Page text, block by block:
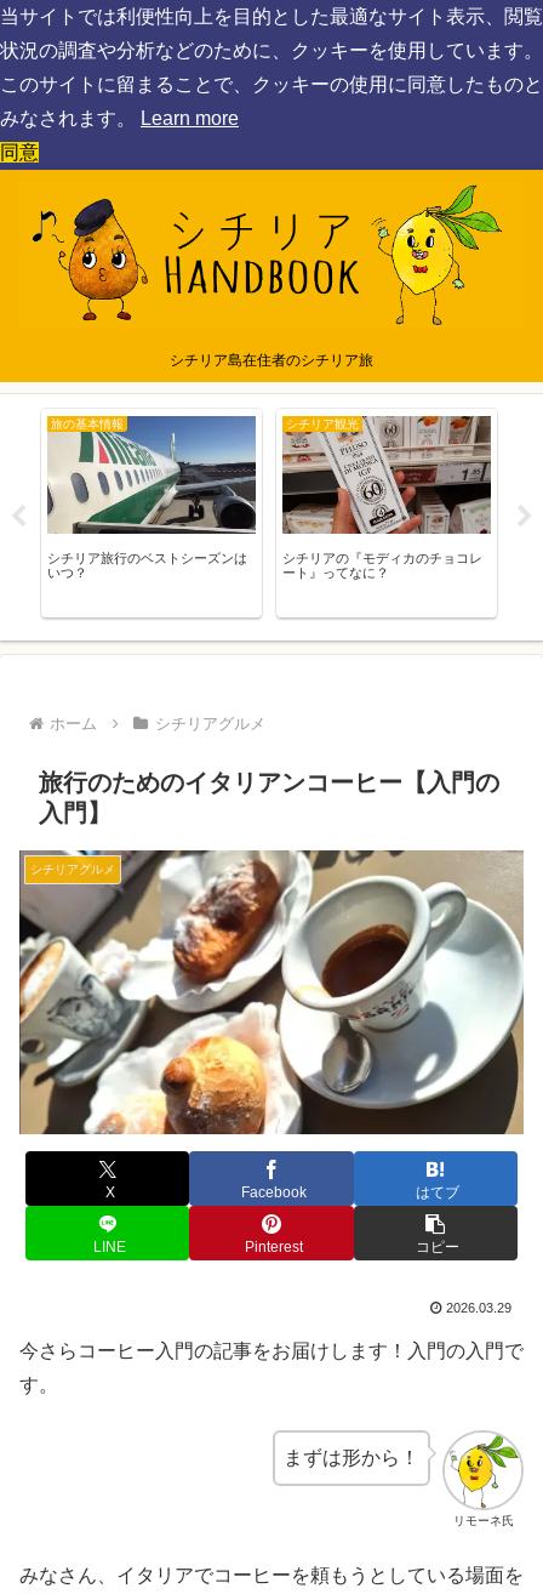
当サイトでは利便性向上を目的とした最適なサイト表示、閲覧
状況の調査や分析などのために、クッキーを使用しています。
このサイトに留まることで、クッキーの使用に同意したものと
みなされます。
Learn more
同意
シチリア島在住者のシチリア旅
旅の基本情報
シチリア旅行のベストシーズンは
いつ？
シチリア観光
シチリアの『モディカのチョコレ
ート』ってなに？
ホーム シチリアグルメ
旅行のためのイタリアンコーヒー【入門の
入門】
シチリアグルメ
X Facebook はてブ
LINE Pinterest コピー
2026.03.29
今さらコーヒー入門の記事をお届けします！入門の入門で
す。
リモーネ氏
まずは形から！
みなさん、イタリアでコーヒーを頼もうとしている場面を